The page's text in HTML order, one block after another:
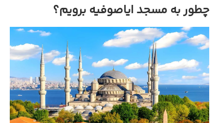
چطور به مسجد ایاصوفیه برویم؟